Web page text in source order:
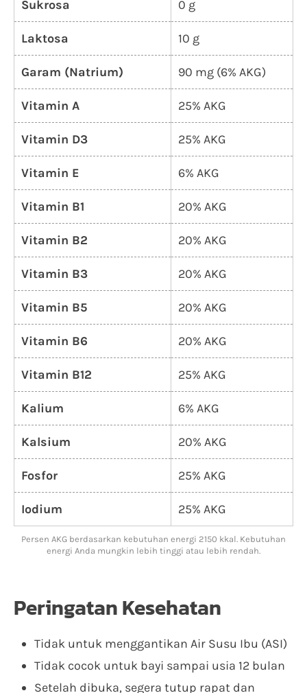
Sukrosa 0 g
Laktosa 10 g
Garam (Natrium) 90 mg (6% AKG)
Vitamin A 25% AKG
Vitamin D3 25% AKG
Vitamin E 6% AKG
Vitamin B1 20% AKG
Vitamin B2 20% AKG
Vitamin B3 20% AKG
Vitamin B5 20% AKG
Vitamin B6 20% AKG
Vitamin B12 25% AKG
Kalium 6% AKG
Kalsium 20% AKG
Fosfor 25% AKG
Iodium 25% AKG
Persen AKG berdasarkan kebutuhan energi 2150 kkal. Kebutuhan
energi Anda mungkin lebih tinggi atau lebih rendah.
Peringatan Kesehatan
Tidak untuk menggantikan Air Susu Ibu (ASI)
Tidak cocok untuk bayi sampai usia 12 bulan
Setelah dibuka, segera tutup rapat dan